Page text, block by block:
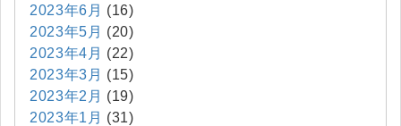
2023年6月 (16)
2023年5月 (20)
2023年4月 (22)
2023年3月 (15)
2023年2月 (19)
2023年1月 (31)